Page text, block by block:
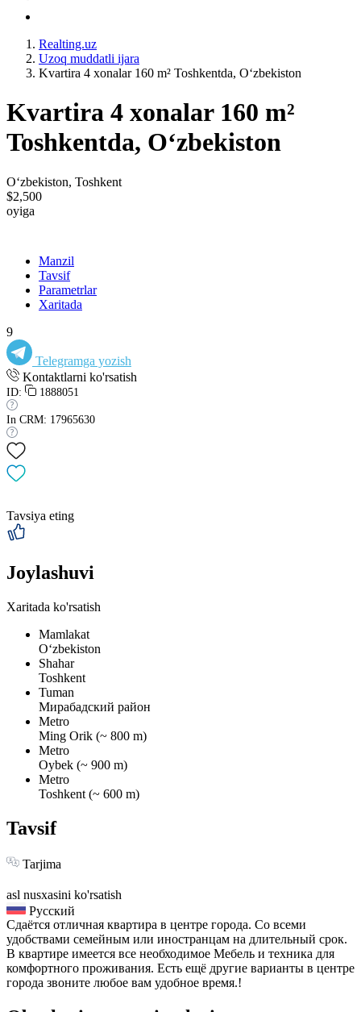
Realting.uz
Uzoq muddatli ijara
Kvartira 4 xonalar 160 m² Toshkentda, Oʻzbekiston
Kvartira 4 xonalar 160 m²
Toshkentda, Oʻzbekiston
Oʻzbekiston, Toshkent
$2,500
oyiga
Manzil
Tavsif
Parametrlar
Xaritada
9
Telegramga yozish
Kontaktlarni ko'rsatish
ID: 1888051
In CRM: 17965630
Tavsiya eting
Joylashuvi
Xaritada ko'rsatish
Mamlakat
Oʻzbekiston
Shahar
Toshkent
Tuman
Мирабадский район
Metro
Ming Orik (~ 800 m)
Metro
Oybek (~ 900 m)
Metro
Toshkent (~ 600 m)
Tavsif
Tarjima
asl nusxasini ko'rsatish
Русский
Сдаётся отличная квартира в центре города. Со всеми
удобствами семейным или иностранцам на длительный срок.
В квартире имеется все необходимое Мебель и техника для
комфортного проживания. Есть ещё другие варианты в центре
города звоните любое вам удобное время.!